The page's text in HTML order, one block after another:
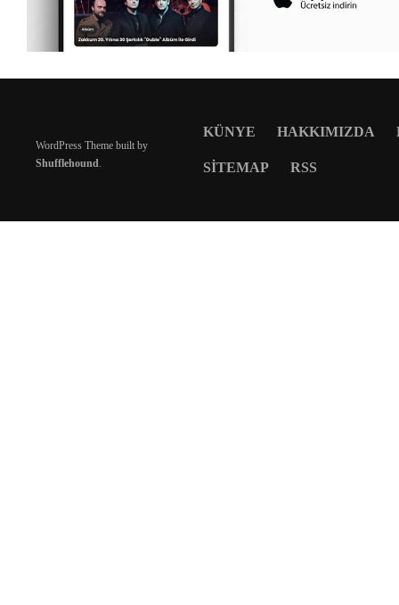
WordPress Theme built by
Shufflehound.
KÜNYE HAKKIMIZDA
SITEMAP RSS